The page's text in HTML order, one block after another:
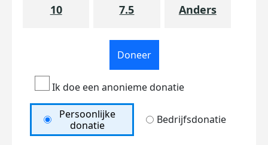
10 7.5 Anders
Doneer
Ik doe een anonieme donatie
Persoonlijke
donatie
Bedrijfsdonatie